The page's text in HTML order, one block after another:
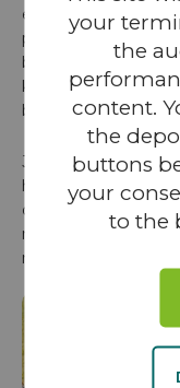
elektrycznej z
przy minimalnej
bezpośrednio
klimatycznym, a
biologicznej.
Jednocześnie
harmonijnego
odnawialnej w
maksymalizacji
na środowisko.
your
the
content.
the
buttons
your
to the